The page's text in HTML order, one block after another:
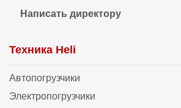
Написать директору
Техника Heli
Автопогрузчики
Электропогрузчики